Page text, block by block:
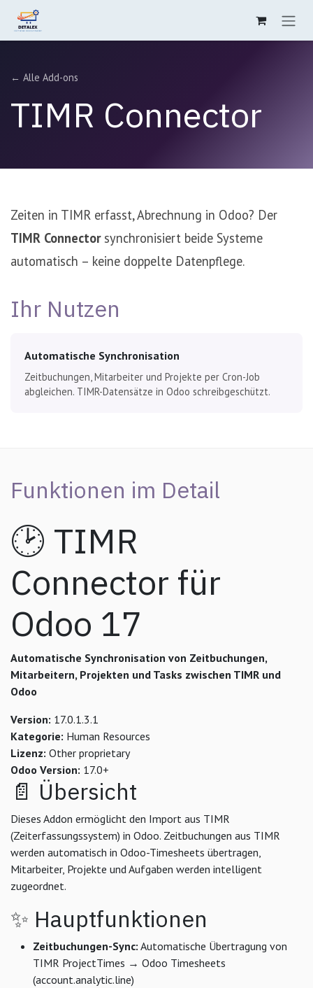
Zum Inhalt springen
← Alle Add-ons
TIMR Connector
Zeiten in TIMR erfasst, Abrechnung in Odoo? Der
TIMR Connectorsynchronisiert beide Systeme
automatisch – keine doppelte Datenpflege.
Ihr Nutzen
Automatische Synchronisation
Zeitbuchungen, Mitarbeiter und Projekte per Cron-Job
abgleichen. TIMR-Datensätze in Odoo schreibgeschützt.
Funktionen im Detail
🕑 TIMR
Connector für
Odoo 17
Automatische Synchronisation von Zeitbuchungen,
Mitarbeitern, Projekten und Tasks zwischen TIMR und
Odoo
Version: 17.0.1.3.1
Kategorie: Human Resources
Lizenz: Other proprietary
Odoo Version: 17.0+
📄 Übersicht
Dieses Addon ermöglicht den Import aus TIMR
(Zeiterfassungssystem) in Odoo. Zeitbuchungen aus TIMR
werden automatisch in Odoo-Timesheets übertragen,
Mitarbeiter, Projekte und Aufgaben werden intelligent
zugeordnet.
✨ Hauptfunktionen
Zeitbuchungen-Sync: Automatische Übertragung von
TIMR ProjectTimes → Odoo Timesheets
(account.analytic.line)